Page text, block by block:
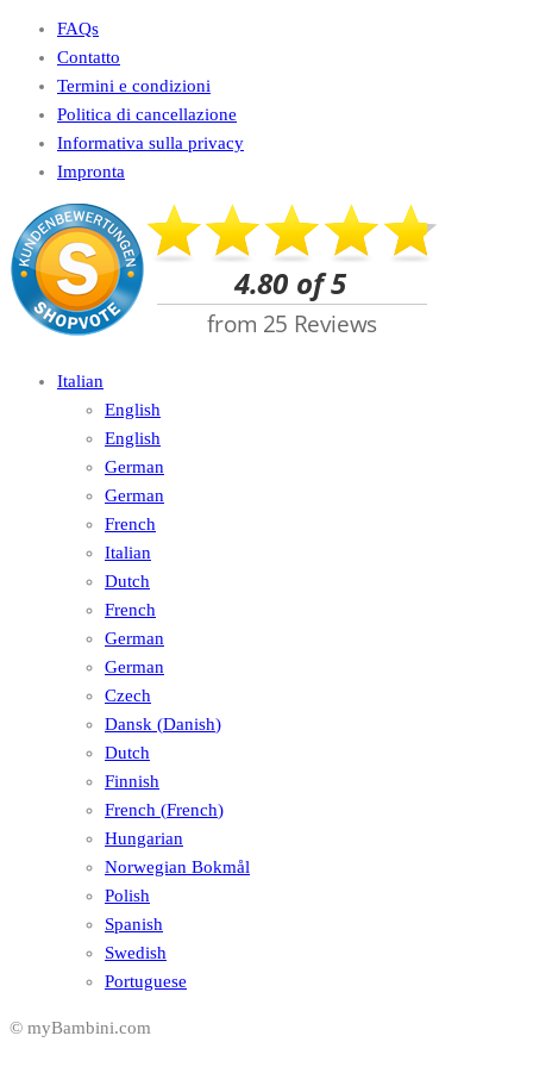
FAQs
Contatto
Termini e condizioni
Politica di cancellazione
Informativa sulla privacy
Impronta
Italian
English
English
German
German
French
Italian
Dutch
French
German
German
Czech
Dansk (Danish)
Dutch
Finnish
French (French)
Hungarian
Norwegian Bokmål
Polish
Spanish
Swedish
Portuguese
© myBambini.com